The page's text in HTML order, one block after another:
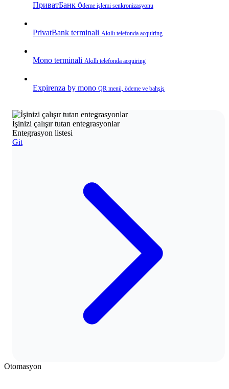
ПриватБанк Ödeme işlemi senkronizasyonu
PrivatBank terminali Akıllı telefonda acquiring
Mono terminali Akıllı telefonda acquiring
Expirenza by mono QR menü, ödeme ve bahşiş
İşinizi çalışır tutan entegrasyonlar
Entegrasyon listesi
Git
Otomasyon